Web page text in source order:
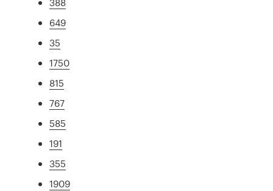
649
35
1750
815
767
585
191
355
1909